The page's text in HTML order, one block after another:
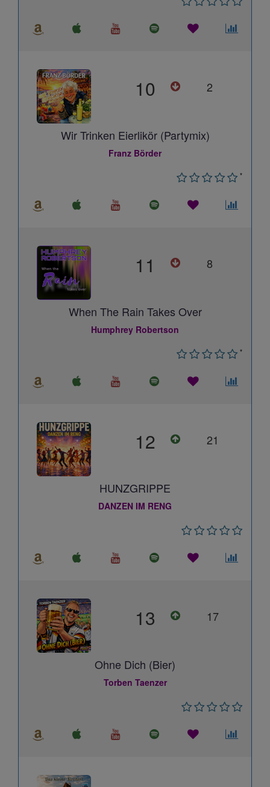
10 2
Wir Trinken Eierlikör (Partymix)
Franz Börder
*
11 8
When The Rain Takes Over
Humphrey Robertson
*
12 21
HUNZGRIPPE
DANZEN IM RENG
13 17
Ohne Dich (Bier)
Torben Taenzer